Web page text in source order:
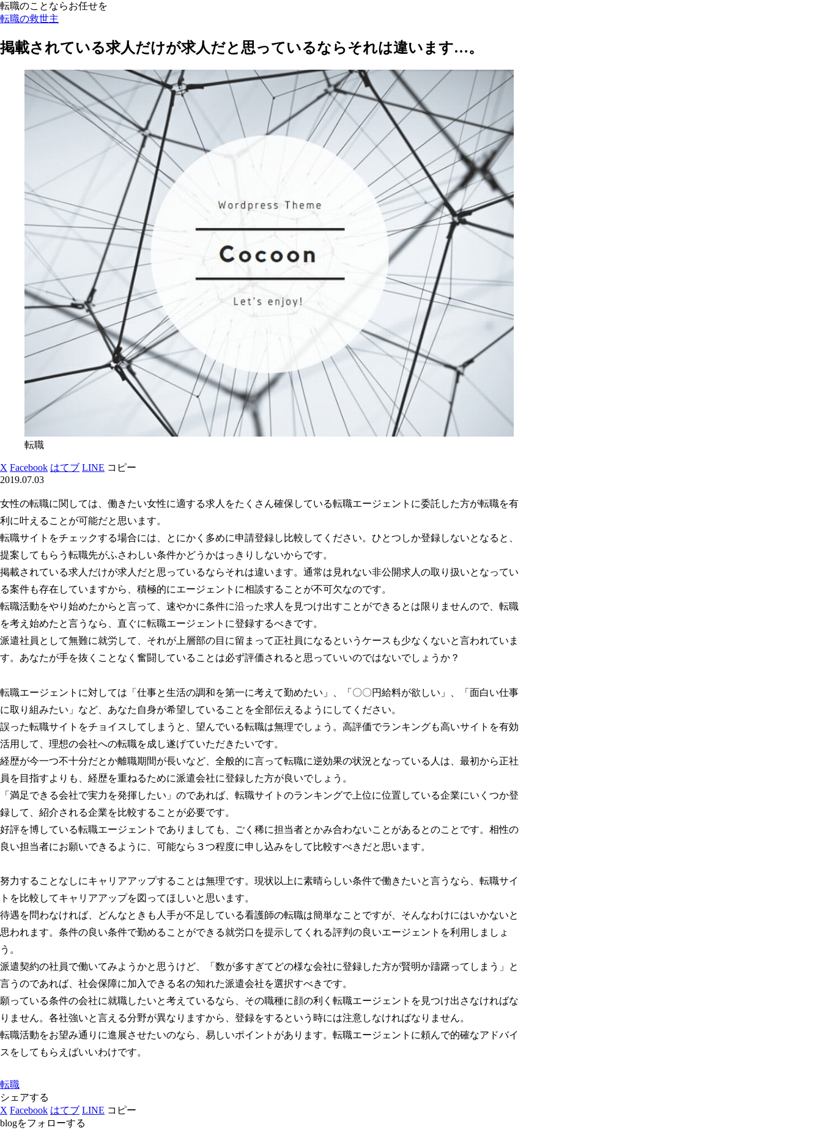
転職のことならお任せを
転職の救世主
掲載されている求人だけが求人だと思っているならそれは違います…。
転職
X Facebook はてブ LINE コピー
2019.07.03
女性の転職に関しては、働きたい女性に適する求人をたくさん確保している転職エージェントに委託した方が転職を有
利に叶えることが可能だと思います。
転職サイトをチェックする場合には、とにかく多めに申請登録し比較してください。ひとつしか登録しないとなると、
提案してもらう転職先がふさわしい条件かどうかはっきりしないからです。
掲載されている求人だけが求人だと思っているならそれは違います。通常は見れない非公開求人の取り扱いとなってい
る案件も存在していますから、積極的にエージェントに相談することが不可欠なのです。
転職活動をやり始めたからと言って、速やかに条件に沿った求人を見つけ出すことができるとは限りませんので、転職
を考え始めたと言うなら、直ぐに転職エージェントに登録するべきです。
派遣社員として無難に就労して、それが上層部の目に留まって正社員になるというケースも少なくないと言われていま
す。あなたが手を抜くことなく奮闘していることは必ず評価されると思っていいのではないでしょうか？
転職エージェントに対しては「仕事と生活の調和を第一に考えて勤めたい」、「〇〇円給料が欲しい」、「面白い仕事
に取り組みたい」など、あなた自身が希望していることを全部伝えるようにしてください。
誤った転職サイトをチョイスしてしまうと、望んでいる転職は無理でしょう。高評価でランキングも高いサイトを有効
活用して、理想の会社への転職を成し遂げていただきたいです。
経歴が今一つ不十分だとか離職期間が長いなど、全般的に言って転職に逆効果の状況となっている人は、最初から正社
員を目指すよりも、経歴を重ねるために派遣会社に登録した方が良いでしょう。
「満足できる会社で実力を発揮したい」のであれば、転職サイトのランキングで上位に位置している企業にいくつか登
録して、紹介される企業を比較することが必要です。
好評を博している転職エージェントでありましても、ごく稀に担当者とかみ合わないことがあるとのことです。相性の
良い担当者にお願いできるように、可能なら３つ程度に申し込みをして比較すべきだと思います。
努力することなしにキャリアアップすることは無理です。現状以上に素晴らしい条件で働きたいと言うなら、転職サイ
トを比較してキャリアアップを図ってほしいと思います。
待遇を問わなければ、どんなときも人手が不足している看護師の転職は簡単なことですが、そんなわけにはいかないと
思われます。条件の良い条件で勤めることができる就労口を提示してくれる評判の良いエージェントを利用しましょ
う。
派遣契約の社員で働いてみようかと思うけど、「数が多すぎてどの様な会社に登録した方が賢明か躊躇ってしまう」と
言うのであれば、社会保障に加入できる名の知れた派遣会社を選択すべきです。
願っている条件の会社に就職したいと考えているなら、その職種に顔の利く転職エージェントを見つけ出さなければな
りません。各社強いと言える分野が異なりますから、登録をするという時には注意しなければなりません。
転職活動をお望み通りに進展させたいのなら、易しいポイントがあります。転職エージェントに頼んで的確なアドバイ
スをしてもらえばいいわけです。
転職
シェアする
X Facebook はてブ LINE コピー
blogをフォローする